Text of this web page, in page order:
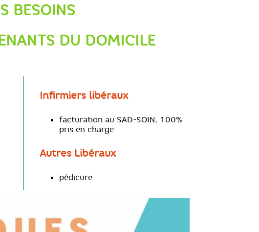
BESOINS
DU DOMICILE
Infirmiers libéraux
facturation au SAD-SOIN, 100%
pris en charge
Autres Libéraux
pédicure